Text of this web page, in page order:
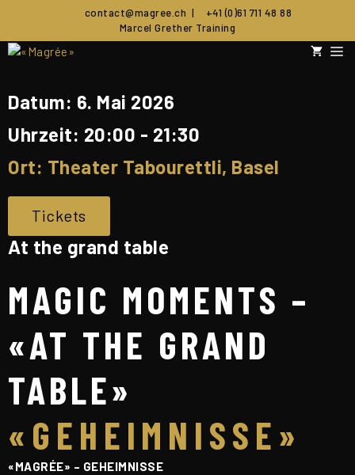
springen
contact@magree.ch |
+41 (0)61 711 48 88
Marcel Grether Training
Datum: 6. Mai 2026
Uhrzeit: 20:00 - 21:30
Ort: Theater Tabourettli, Basel
Tickets
At the grand table
MAGIC MOMENTS –
«AT THE GRAND
TABLE»
«GEHEIMNISSE»
«MAGRÉE» – GEHEIMNISSE